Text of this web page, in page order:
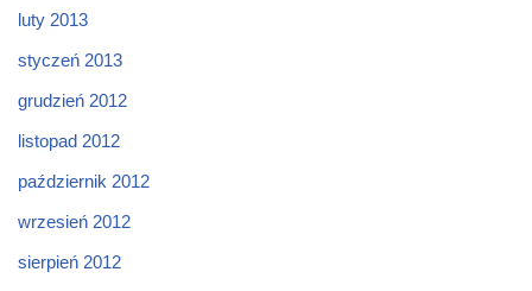
luty 2013
styczeń 2013
grudzień 2012
listopad 2012
październik 2012
wrzesień 2012
sierpień 2012